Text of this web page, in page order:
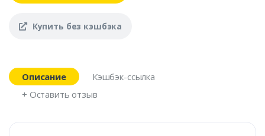
Купить без кэшбэка
Описание
Кэшбэк-ссылка
+ Оставить отзыв